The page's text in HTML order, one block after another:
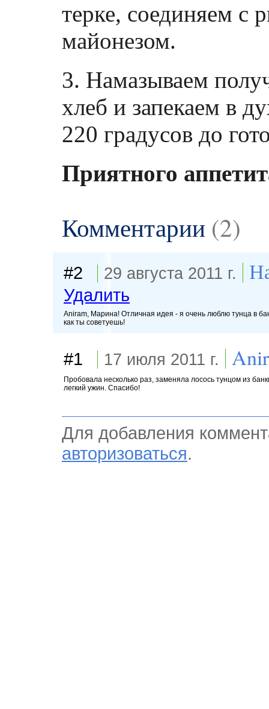
терке, соединяем с
майонезом.
3. Намазываем
хлеб и запекаем в
220 градусов до
Приятного
Комментарии (2)
#2 29 августа 2011 г.
Удалить
Aniram, Марина! Отличная идея - я очень люблю тунца в
как ты советуешь!
#1 17 июля 2011 г.
Пробовала несколько раз, заменяла лосось тунцом из
легкий ужин. Спасибо!
Для добавления
авторизоваться.